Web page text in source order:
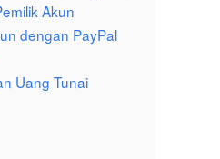
Akun
dengan PayPal
Uang Tunai